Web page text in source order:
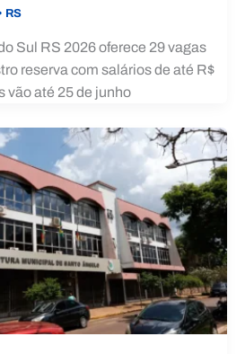
RS
Sul RS 2026 oferece 29 vagas
reserva com salários de até R$
vão até 25 de junho